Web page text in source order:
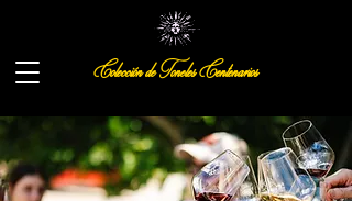
Colección de Toneles Centenarios